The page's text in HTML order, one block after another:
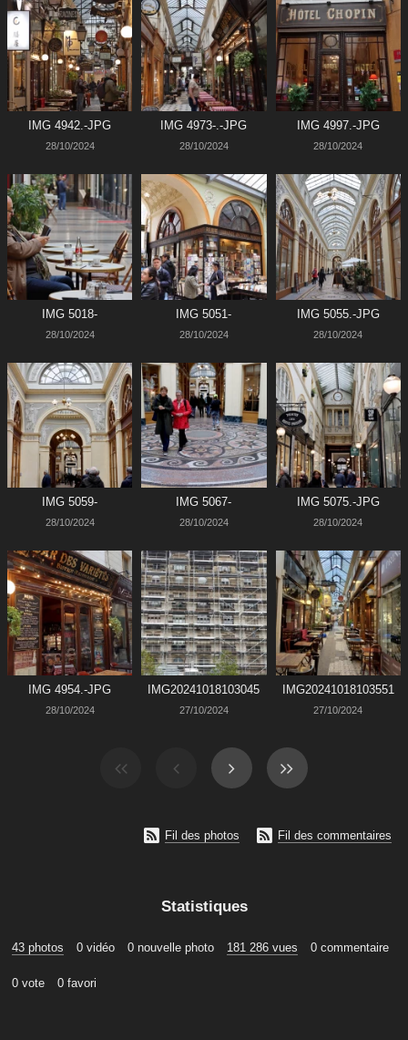
IMG 4942.-JPG
28/10/2024
IMG 4973-.-JPG
28/10/2024
IMG 4997.-JPG
28/10/2024
IMG 5018-
28/10/2024
IMG 5051-
28/10/2024
IMG 5055.-JPG
28/10/2024
IMG 5059-
28/10/2024
IMG 5067-
28/10/2024
IMG 5075.-JPG
28/10/2024
IMG 4954.-JPG
28/10/2024
IMG20241018103045
27/10/2024
IMG20241018103551
27/10/2024
 Fil des photos  Fil des commentaires
Statistiques
43 photos 0 vidéo 0 nouvelle photo 181 286 vues 0 commentaire
0 vote 0 favori